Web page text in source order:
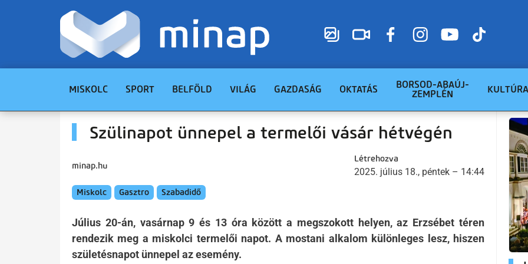
MISKOLC SPORT BELFÖLD VILÁG GAZDASÁG OKTATÁS
BORSOD-ABAÚJ-
ZEMPLÉN
KULTÚRA
Szülinapot ünnepel a termelői vásár hétvégén
minap.hu
Létrehozva
2025. július 18., péntek – 14:44
Miskolc Gasztro Szabadidő
Július 20-án, vasárnap 9 és 13 óra között a megszokott helyen, az Erzsébet téren
rendezik meg a miskolci termelői napot. A mostani alkalom különleges lesz, hiszen
születésnapot ünnepel az esemény.